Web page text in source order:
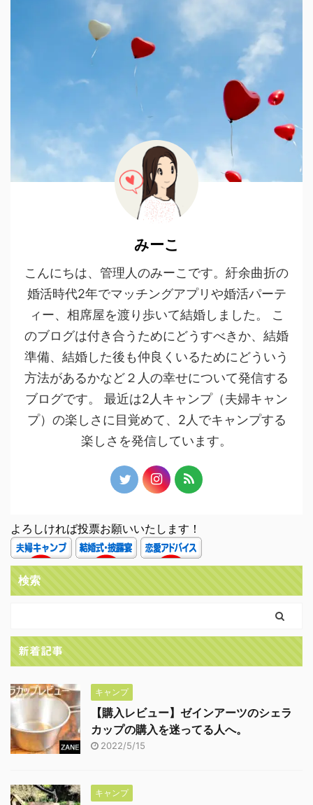
みーこ
こんにちは、管理人のみーこです。紆余曲折の
婚活時代2年でマッチングアプリや婚活パーテ
ィー、相席屋を渡り歩いて結婚しました。 こ
のブログは付き合うためにどうすべきか、結婚
準備、結婚した後も仲良くいるためにどういう
方法があるかなど２人の幸せについて発信する
ブログです。 最近は2人キャンプ（夫婦キャン
プ）の楽しさに目覚めて、2人でキャンプする
楽しさを発信しています。
よろしければ投票お願いいたします！
検索
新着記事
キャンプ
【購入レビュー】ゼインアーツのシェラ
カップの購入を迷ってる人へ。
2022/5/15
キャンプ